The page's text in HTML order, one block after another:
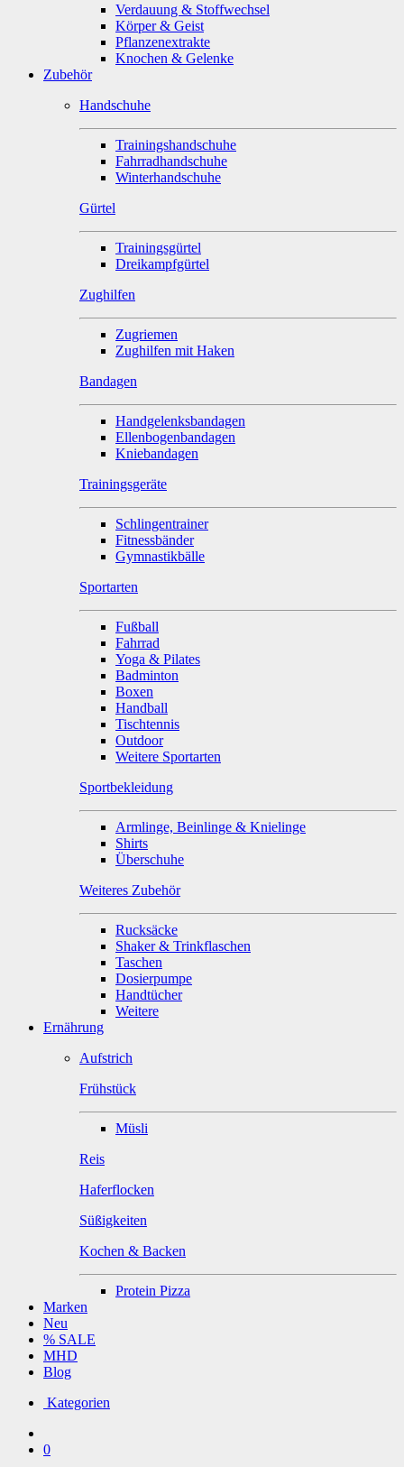
Verdauung & Stoffwechsel
Körper & Geist
Pflanzenextrakte
Knochen & Gelenke
Zubehör
Handschuhe
Trainingshandschuhe
Fahrradhandschuhe
Winterhandschuhe
Gürtel
Trainingsgürtel
Dreikampfgürtel
Zughilfen
Zugriemen
Zughilfen mit Haken
Bandagen
Handgelenksbandagen
Ellenbogenbandagen
Kniebandagen
Trainingsgeräte
Schlingentrainer
Fitnessbänder
Gymnastikbälle
Sportarten
Fußball
Fahrrad
Yoga & Pilates
Badminton
Boxen
Handball
Tischtennis
Outdoor
Weitere Sportarten
Sportbekleidung
Armlinge, Beinlinge & Knielinge
Shirts
Überschuhe
Weiteres Zubehör
Rucksäcke
Shaker & Trinkflaschen
Taschen
Dosierpumpe
Handtücher
Weitere
Ernährung
Aufstrich
Frühstück
Müsli
Reis
Haferflocken
Süßigkeiten
Kochen & Backen
Protein Pizza
Marken
Neu
% SALE
MHD
Blog
Kategorien
0